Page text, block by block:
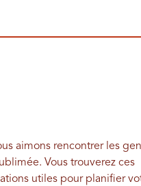
aimons rencontrer les
Vous trouverez ces
utiles pour planifier